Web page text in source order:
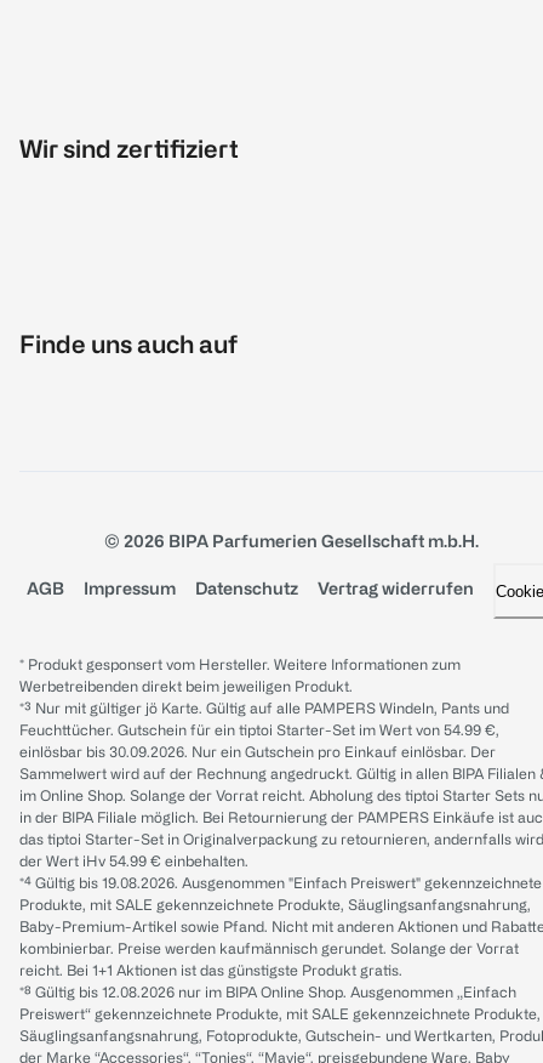
Wir sind zertifiziert
Finde uns auch auf
© 2026 BIPA Parfumerien Gesellschaft m.b.H.
AGB Impressum Datenschutz Vertrag widerrufen
* Produkt gesponsert vom Hersteller. Weitere Informationen zum
Werbetreibenden direkt beim jeweiligen Produkt.
*³ Nur mit gültiger jö Karte. Gültig auf alle PAMPERS Windeln, Pants und
Feuchttücher. Gutschein für ein tiptoi Starter-Set im Wert von 54.99 €,
einlösbar bis 30.09.2026. Nur ein Gutschein pro Einkauf einlösbar. Der
Sammelwert wird auf der Rechnung angedruckt. Gültig in allen BIPA Filialen
im Online Shop. Solange der Vorrat reicht. Abholung des tiptoi Starter Sets
in der BIPA Filiale möglich. Bei Retournierung der PAMPERS Einkäufe ist
das tiptoi Starter-Set in Originalverpackung zu retournieren, andernfalls wird
der Wert iHv 54.99 € einbehalten.
*⁴ Gültig bis 19.08.2026. Ausgenommen "Einfach Preiswert" gekennzeichnete
Produkte, mit SALE gekennzeichnete Produkte, Säuglingsanfangsnahrung,
Baby-Premium-Artikel sowie Pfand. Nicht mit anderen Aktionen und
kombinierbar. Preise werden kaufmännisch gerundet. Solange der Vorrat
reicht. Bei 1+1 Aktionen ist das günstigste Produkt gratis.
*⁸ Gültig bis 12.08.2026 nur im BIPA Online Shop. Ausgenommen „Einfach
Preiswert“ gekennzeichnete Produkte, mit SALE gekennzeichnete Produkte,
Säuglingsanfangsnahrung, Fotoprodukte, Gutschein- und Wertkarten,
der Marke “Accessories“, “Tonies“, “Mavie“, preisgebundene Ware, Baby